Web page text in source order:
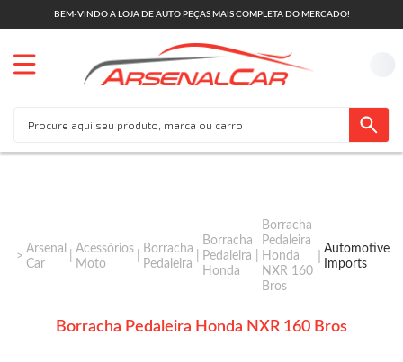
BEM-VINDO A LOJA DE AUTO PEÇAS MAIS COMPLETA DO MERCADO!
Arsenal
Car
Acessórios
Moto
Borracha
Pedaleira
Borracha
Pedaleira
Honda
Borracha
Pedaleira
Honda
NXR 160
Bros
Automotive
Imports
Borracha Pedaleira Honda NXR 160 Bros